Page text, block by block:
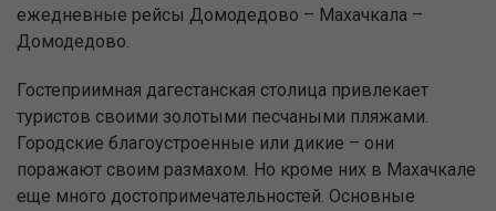
ежедневные рейсы Домодедово – Махачкала –
Домодедово.
Гостеприимная дагестанская столица привлекает
туристов своими золотыми песчаными пляжами.
Городские благоустроенные или дикие – они
поражают своим размахом. Но кроме них в Махачкале
еще много достопримечательностей. Основные